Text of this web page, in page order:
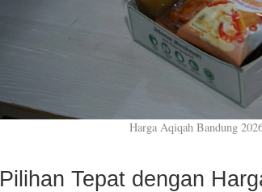
Harga Aqiqah Bandung
Pilihan Tepat dengan